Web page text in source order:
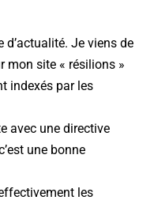
d’actualité. Je viens de
mon site « résilions »
indexés par les
avec une directive
une bonne
les